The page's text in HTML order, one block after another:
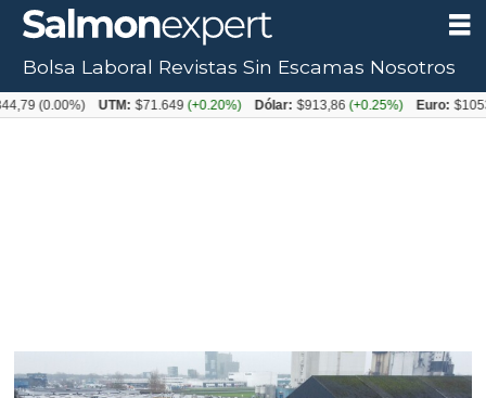
Tag:
Bolsa Laboral Revistas Sin Escamas Nosotros
(0.00%) UTM: $71.649(+0.20%) Dólar: $913,86(+0.25%) Euro: